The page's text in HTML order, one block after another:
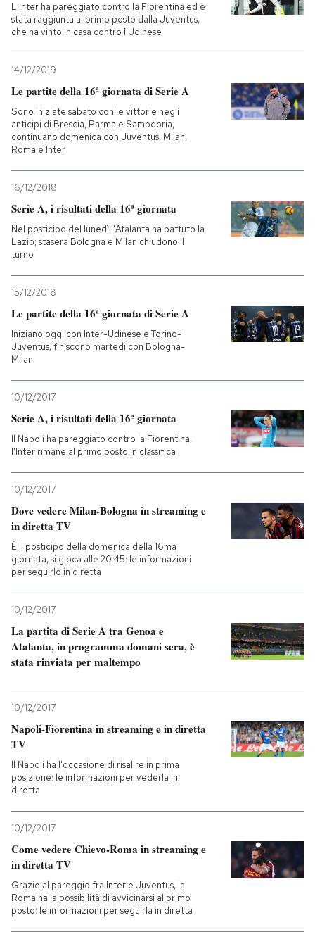
L'Inter ha pareggiato contro la Fiorentina ed è
stata raggiunta al primo posto dalla Juventus,
che ha vinto in casa contro l'Udinese
14/12/2019
Le partite della 16ª giornata di Serie A
Sono iniziate sabato con le vittorie negli
anticipi di Brescia, Parma e Sampdoria,
continuano domenica con Juventus, Milan,
Roma e Inter
16/12/2018
Serie A, i risultati della 16ª giornata
Nel posticipo del lunedì l'Atalanta ha battuto la
Lazio; stasera Bologna e Milan chiudono il
turno
15/12/2018
Le partite della 16ª giornata di Serie A
Iniziano oggi con Inter-Udinese e Torino-
Juventus, finiscono martedì con Bologna-
Milan
10/12/2017
Serie A, i risultati della 16ª giornata
Il Napoli ha pareggiato contro la Fiorentina,
l'Inter rimane al primo posto in classifica
10/12/2017
Dove vedere Milan-Bologna in streaming e
in diretta TV
È il posticipo della domenica della 16ma
giornata, si gioca alle 20.45: le informazioni
per seguirlo in diretta
10/12/2017
La partita di Serie A tra Genoa e
Atalanta, in programma domani sera, è
stata rinviata per maltempo
10/12/2017
Napoli-Fiorentina in streaming e in diretta
TV
Il Napoli ha l'occasione di risalire in prima
posizione: le informazioni per vederla in
diretta
10/12/2017
Come vedere Chievo-Roma in streaming e
in diretta TV
Grazie al pareggio fra Inter e Juventus, la
Roma ha la possibilità di avvicinarsi al primo
posto: le informazioni per seguirla in diretta